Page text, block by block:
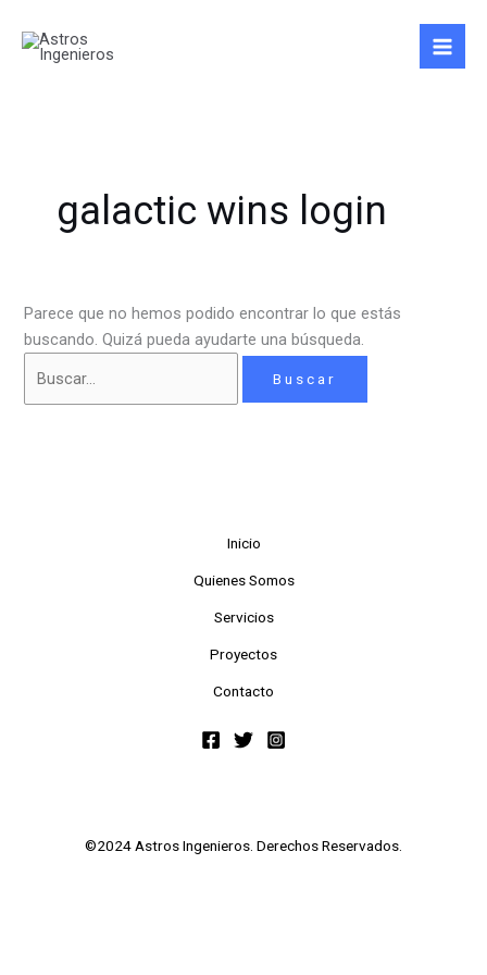
contenido
galactic wins login
Parece que no hemos podido encontrar lo que estás
buscando. Quizá pueda ayudarte una búsqueda.
por:
Inicio
Quienes Somos
Servicios
Proyectos
Contacto
©2024 Astros Ingenieros. Derechos Reservados.